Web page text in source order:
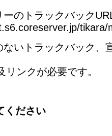
ーのトラックバック
ないトラックバック、
リンクが必要です。
ください